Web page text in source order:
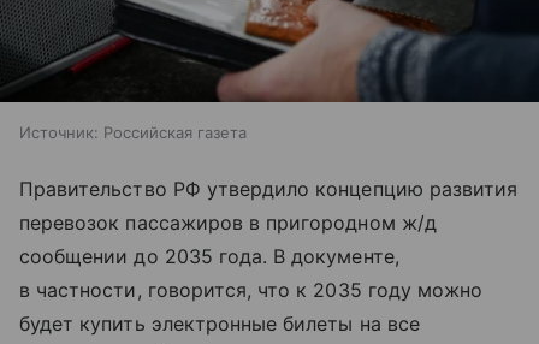
Источник: Российская газета
Правительство РФ утвердило концепцию развития
перевозок пассажиров в пригородном ж/д
сообщении до 2035 года. В документе,
в частности, говорится, что к 2035 году можно
будет купить электронные билеты на все